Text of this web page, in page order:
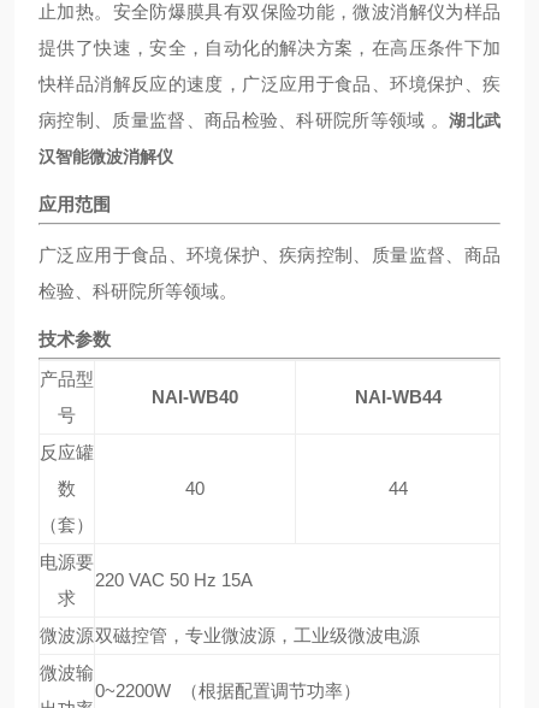
止加热。安全防爆膜具有双保险功能，微波消解仪为样品
提供了快速，安全，自动化的解决方案，在高压条件下加
快样品消解反应的速度，广泛应用于食品、环境保护、疾
病控制、质量监督、商品检验、科研院所等领域 。湖北武
汉智能微波消解仪
应用范围
广泛应用于食品、环境保护、疾病控制、质量监督、商品
检验、科研院所等领域。
技术参数
产品型
号
NAI-WB40 NAI-WB44
反应罐
数
（套）
40 44
电源要
求
220 VAC 50 Hz 15A
微波源双磁控管，专业微波源，工业级微波电源
微波输
0~2200W （根据配置调节功率）